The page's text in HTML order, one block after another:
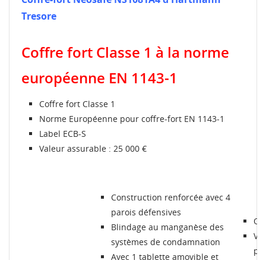
Tresore
Coffre fort Classe 1 à la norme
européenne EN 1143-1
Coffre fort Classe 1
Norme Européenne pour coffre-fort EN 1143-1
Label ECB-S
Valeur assurable : 25 000 €
Construction renforcée avec 4
parois défensives
Blindage au manganèse des
systèmes de condamnation
Avec 1 tablette amovible et
MES LISTES
CRÉER UNE LISTE D'ENVIES
Nom de la liste d'envies
Annuler Créer une liste d'envies
Vous devez être connecté pour ajouter des produits à
votre liste d'envies.
Annuler Connexion